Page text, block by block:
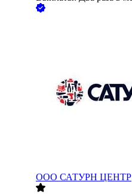
ООО САТУРН ЦЕНТР